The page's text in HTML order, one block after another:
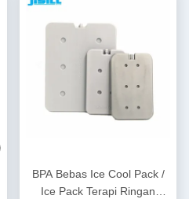
BPA Bebas Ice Cool Pack /
Ice Pack Terapi Ringan